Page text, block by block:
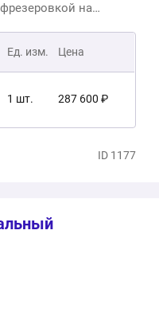
на
Ед. изм. Цена
1 шт. 287 600 ₽
46 500 ₽ID 1177